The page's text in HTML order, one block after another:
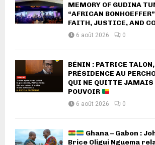
MEMORY OF GUDINA
“AFRICAN
FAITH, JUSTICE, AND
6 août 2026 0
BÉNIN : PATRICE
PRÉSIDENCE AU
QUI NE QUITTE JAMAIS
POUVOIR
6 août 2026 0
Ghana – Gabon :
Brice Oligui Nguema